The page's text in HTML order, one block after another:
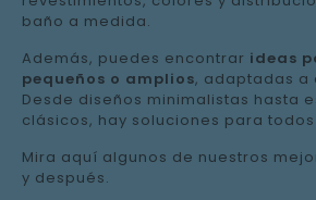
baño a medida.
Además, puedes encontrar ideas
pequeños o amplios, adaptadas a
Desde diseños minimalistas hasta
clásicos, hay soluciones para
Mira aquí algunos de nuestros
y después.